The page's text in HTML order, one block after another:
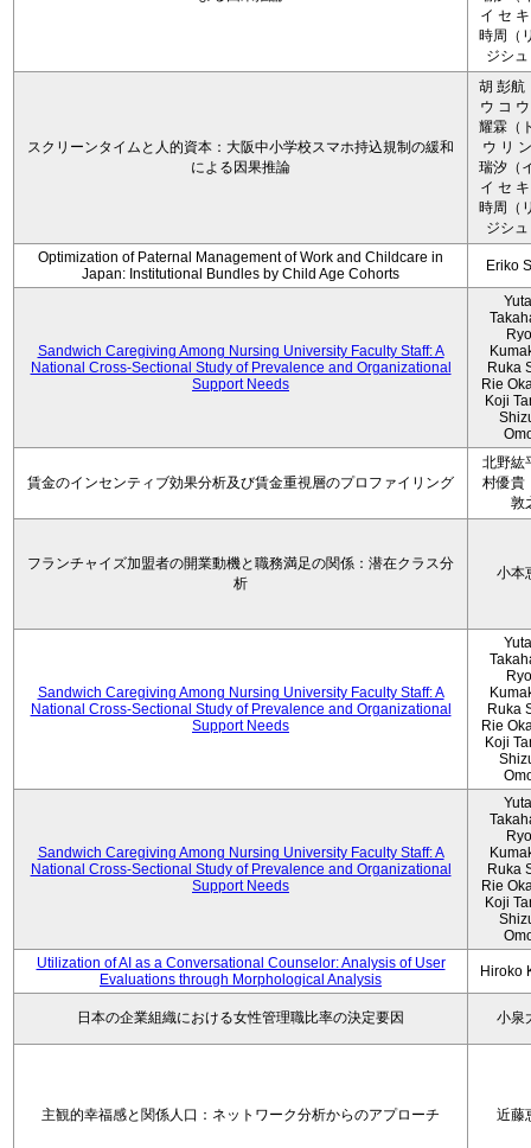
イ セ
時周（
ジシ
スクリーンタイムと人的資本：大阪中小学校スマホ持込規制の緩和
による因果推論
胡 彭航
ウ コ
耀霖（
ウ リ
瑞汐（
イ セ
時周（
ジシ
Optimization of Paternal Management of Work and Childcare in
Japan: Institutional Bundles by Child Age Cohorts
Eriko
Sandwich Caregiving Among Nursing University Faculty Staff: A
National Cross-Sectional Study of Prevalence and Organizational
Support Needs
Ruka
Rie
Koji
賃金のインセンティブ効果分析及び賃金重視層のプロファイリング
北野紘
村優貴
敦
フランチャイズ加盟者の開業動機と職務満足の関係：潜在クラス分
析
小本
Sandwich Caregiving Among Nursing University Faculty Staff: A
National Cross-Sectional Study of Prevalence and Organizational
Support Needs
Ruka
Rie
Koji
Sandwich Caregiving Among Nursing University Faculty Staff: A
National Cross-Sectional Study of Prevalence and Organizational
Support Needs
Ruka
Rie
Koji
Utilization of AI as a Conversational Counselor: Analysis of User
Evaluations through Morphological Analysis
Hiroko
日本の企業組織における女性管理職比率の決定要因 小泉
主観的幸福感と関係人口：ネットワーク分析からのアプローチ 近藤